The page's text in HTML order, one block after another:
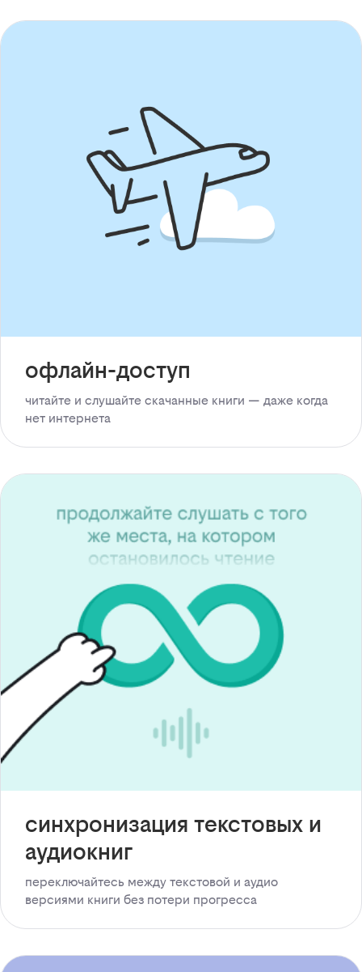
офлайн-доступ
читайте и слушайте скачанные книги — даже когда
нет интернета
синхронизация текстовых и
аудиокниг
переключайтесь между текстовой и аудио
версиями книги без потери прогресса